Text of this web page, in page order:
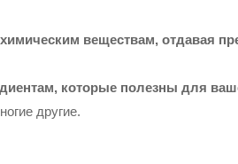
веществам, отдавая
которые полезны для
другие.